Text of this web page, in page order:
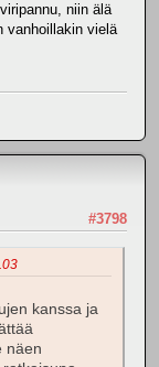
niin älä
vanhoillakin vielä
#3798
kanssa ja
näen